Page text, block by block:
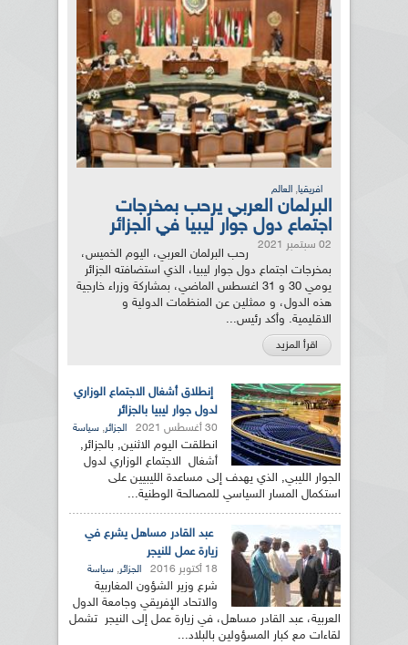
افريقيا, العالم
البرلمان العربي يرحب بمخرجات
اجتماع دول جوار ليبيا في الجزائر
02 سبتمبر 2021
رحب البرلمان العربي، اليوم الخميس،
بمخرجات اجتماع دول جوار ليبيا، الذي استضافته الجزائر
يومي 30 و 31 اغسطس الماضي، بمشاركة وزراء خارجية
هذه الدول، و ممثلين عن المنظمات الدولية و
الاقليمية. وأكد رئيس...
اقرأ المزيد
إنطلاق أشغال الاجتماع الوزاري
لدول جوار ليبيا بالجزائر
30 أغسطس 2021 الجزائر, سياسة
انطلقت اليوم الاثنين, بالجزائر,
أشغال الاجتماع الوزاري لدول
الجوار الليبي, الذي يهدف إلى مساعدة الليبيين على
استكمال المسار السياسي للمصالحة الوطنية...
عبد القادر مساهل يشرع في
زيارة عمل للنيجر
18 أكتوبر 2016 الجزائر, سياسة
شرع وزير الشؤون المغاربية
والاتحاد الإفريقي وجامعة الدول
العربية، عبد القادر مساهل، في زيارة عمل إلى النيجر تشمل
لقاءات مع كبار المسؤولين بالبلاد...